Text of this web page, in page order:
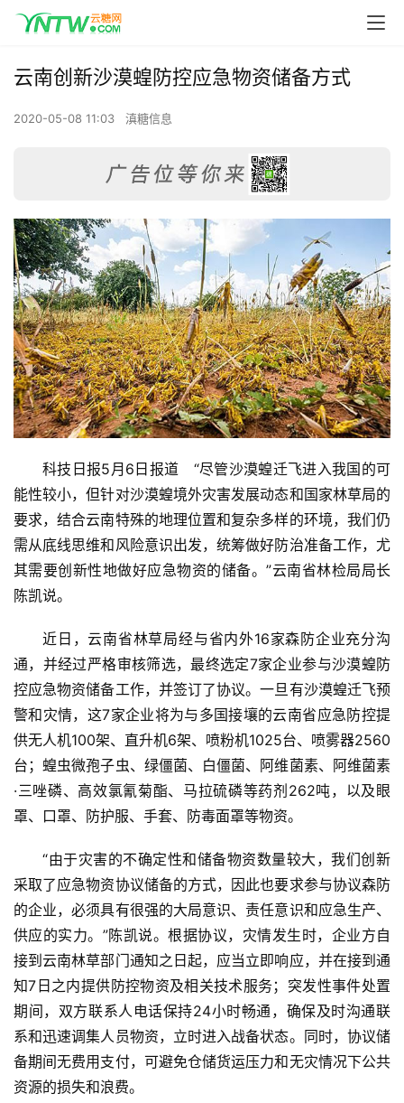
首
页
云
糖
网
公
众
号
云南创新沙漠蝗防控应急物资储备方式
2020-05-08 11:03 滇糖信息
科技日报5月6日报道   “尽管沙漠蝗迁飞进入我国的可
能性较小，但针对沙漠蝗境外灾害发展动态和国家林草局的
要求，结合云南特殊的地理位置和复杂多样的环境，我们仍
需从底线思维和风险意识出发，统筹做好防治准备工作，尤
其需要创新性地做好应急物资的储备。”云南省林检局局长
陈凯说。
近日，云南省林草局经与省内外16家森防企业充分沟
通，并经过严格审核筛选，最终选定7家企业参与沙漠蝗防
控应急物资储备工作，并签订了协议。一旦有沙漠蝗迁飞预
警和灾情，这7家企业将为与多国接壤的云南省应急防控提
供无人机100架、直升机6架、喷粉机1025台、喷雾器2560
台；蝗虫微孢子虫、绿僵菌、白僵菌、阿维菌素、阿维菌素
·三唑磷、高效氯氰菊酯、马拉硫磷等药剂262吨，以及眼
罩、口罩、防护服、手套、防毒面罩等物资。
“由于灾害的不确定性和储备物资数量较大，我们创新
采取了应急物资协议储备的方式，因此也要求参与协议森防
的企业，必须具有很强的大局意识、责任意识和应急生产、
供应的实力。”陈凯说。根据协议，灾情发生时，企业方自
接到云南林草部门通知之日起，应当立即响应，并在接到通
知7日之内提供防控物资及相关技术服务；突发性事件处置
期间，双方联系人电话保持24小时畅通，确保及时沟通联
系和迅速调集人员物资，立时进入战备状态。同时，协议储
备期间无费用支付，可避免仓储货运压力和无灾情况下公共
资源的损失和浪费。